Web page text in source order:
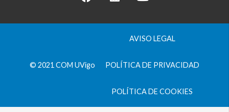
© 2021 COM UVigo
AVISO LEGAL
POLÍTICA DE PRIVACIDAD
POLÍTICA DE COOKIES